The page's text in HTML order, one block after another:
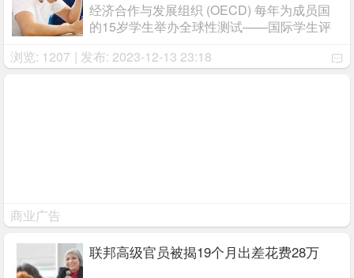
经济合作与发展组织 (OECD) 每年为成员国
的15岁学生举办全球性测试——国际学生评
和科学的水平。
浏览: 1207 | 发布: 2023-12-13 23:18
商业广告
联邦高级官员被揭19个月出差花费28万